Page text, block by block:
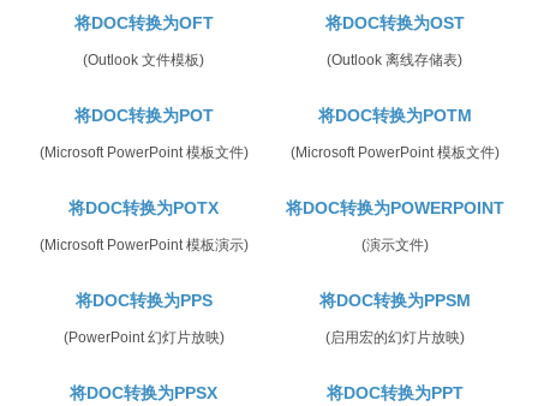
将DOC转换为OFT
(Outlook 文件模板)
将DOC转换为OST
(Outlook 离线存储表)
将DOC转换为POT
(Microsoft PowerPoint 模板文件)
将DOC转换为POTM
(Microsoft PowerPoint 模板文件)
将DOC转换为POTX
(Microsoft PowerPoint 模板演示)
将DOC转换为POWERPOINT
(演示文件)
将DOC转换为PPS
(PowerPoint 幻灯片放映)
将DOC转换为PPSM
(启用宏的幻灯片放映)
将DOC转换为PPSX 将DOC转换为PPT